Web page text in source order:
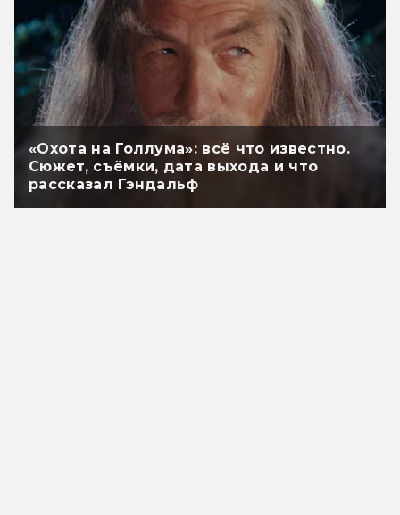
«Охота на Голлума»: всё что известно.
Сюжет, съёмки, дата выхода и что
рассказал Гэндальф